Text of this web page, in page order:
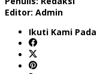
Editor: Admin
Ikuti Kami Pada